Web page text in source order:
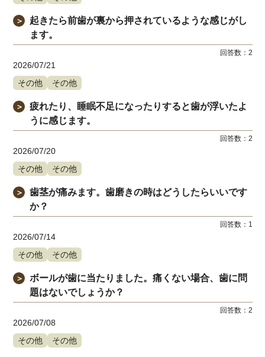
＞
起きたら前歯が裏から押されているような感じがし
ます。
回答数： 2
2026/07/21
その他
その他
＞
疲れたり、睡眠不足になったりすると歯が浮いたよ
うに感じます。
回答数： 2
2026/07/20
その他
その他
＞
歯茎が痛みます。歯磨きの時はどうしたらいいです
か？
回答数： 1
2026/07/14
その他
その他
＞
ボールが歯に当たりました。痛くない場合、歯に問
題はないでしょうか？
回答数： 2
2026/07/08
その他
その他